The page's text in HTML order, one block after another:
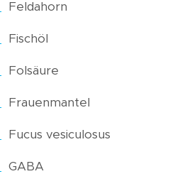
Feldahorn
Fischöl
Folsäure
Frauenmantel
Fucus vesiculosus
GABA